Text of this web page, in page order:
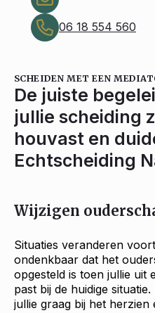
06 18 554 560
SCHEIDEN MET EEN
De juiste
jullie scheiding
houvast en
Echtscheiding
Wijzigen
Situaties veranderen
ondenkbaar dat het
opgesteld is toen jullie uit
past bij de huidige
jullie graag bij het herzien